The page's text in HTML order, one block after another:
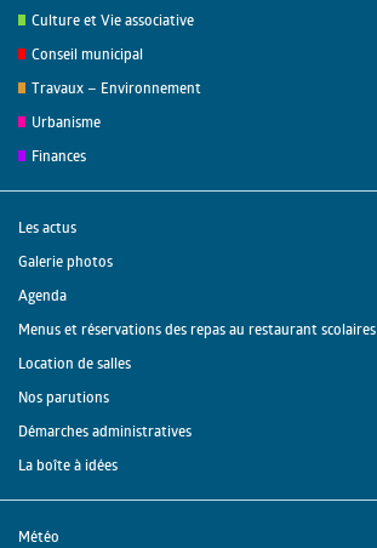
Culture et Vie associative
Conseil municipal
Travaux – Environnement
Urbanisme
Finances
Les actus
Galerie photos
Agenda
Menus et réservations des repas au restaurant scolaires
Location de salles
Nos parutions
Démarches administratives
La boîte à idées
Météo